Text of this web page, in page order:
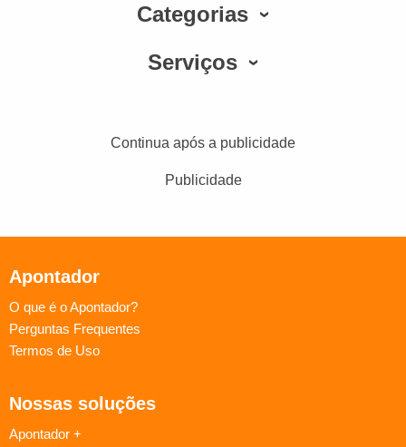
Categorias
Serviços
Continua após a publicidade
Publicidade
Apontador
O que é o Apontador?
Perguntas Frequentes
Termos de Uso
Nossas soluções
Apontador +